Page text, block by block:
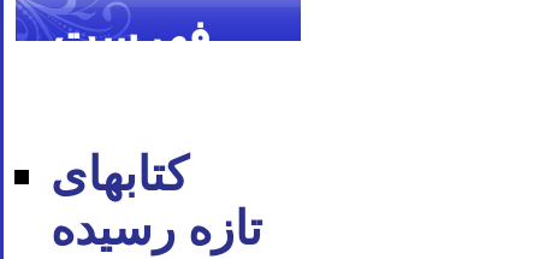
فهرست
کتابهای
تازه رسیده